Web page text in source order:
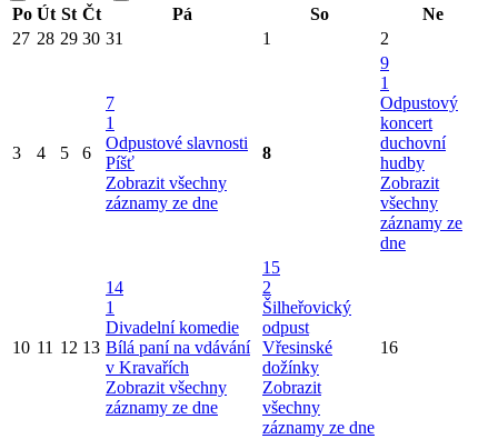
Po Út St Čt Pá So
Ne
27 28 29 30 31 1 2
3 4 5 6
7
1
Odpustové slavnosti
Píšť
Zobrazit všechny
záznamy ze dne
8
9
1
Odpustový
koncert
duchovní
hudby
Zobrazit
všechny
záznamy ze
dne
10 11 12 13
14
1
Divadelní komedie
Bílá paní na vdávání
v Kravařích
Zobrazit všechny
záznamy ze dne
15
2
Šilheřovický
odpust
Vřesinské
dožínky
Zobrazit
všechny
záznamy ze dne
16